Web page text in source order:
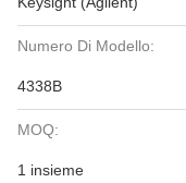
Numero Di Modello:
4338B
MOQ:
1 insieme